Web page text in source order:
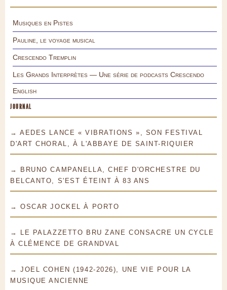
Musiques en Pistes
Pauline, le voyage musical
Crescendo Tremplin
Les Grands Interprètes — Une série de podcasts Crescendo
English
JOURNAL
→ AEDES LANCE « VIBRATIONS », SON FESTIVAL
D'ART CHORAL, À L'ABBAYE DE SAINT-RIQUIER
→ BRUNO CAMPANELLA, CHEF D'ORCHESTRE DU
BELCANTO, S'EST ÉTEINT À 83 ANS
→ OSCAR JOCKEL À PORTO
→ LE PALAZZETTO BRU ZANE CONSACRE UN CYCLE
À CLÉMENCE DE GRANDVAL
→ JOEL COHEN (1942-2026), UNE VIE POUR LA
MUSIQUE ANCIENNE